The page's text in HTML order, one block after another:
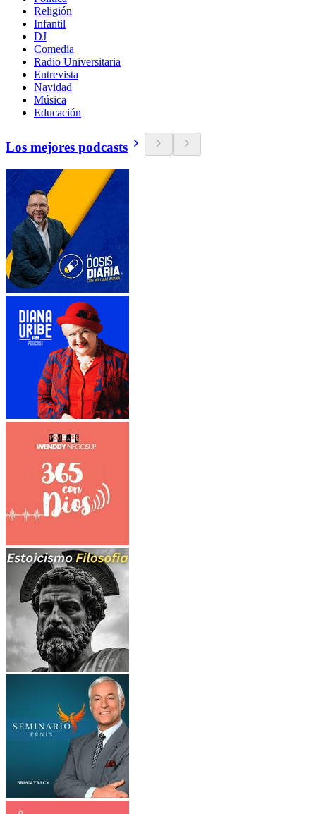
Religión
Infantil
DJ
Comedia
Radio Universitaria
Entrevista
Navidad
Música
Educación
Los mejores podcasts